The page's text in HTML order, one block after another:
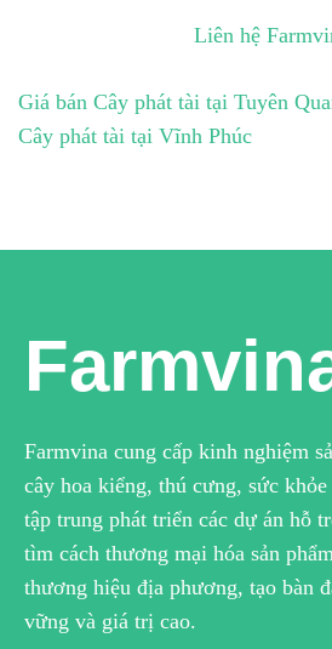
Liên hệ
Giá bán Cây phát tài tại Tuyên
Cây phát tài tại Vĩnh Phúc
Farmvina cung cấp kinh nghiệm
cây hoa kiểng, thú cưng, sức
tập trung phát triển các dự án hỗ
tìm cách thương mại hóa sản
thương hiệu địa phương, tạo bàn
vững và giá trị cao.